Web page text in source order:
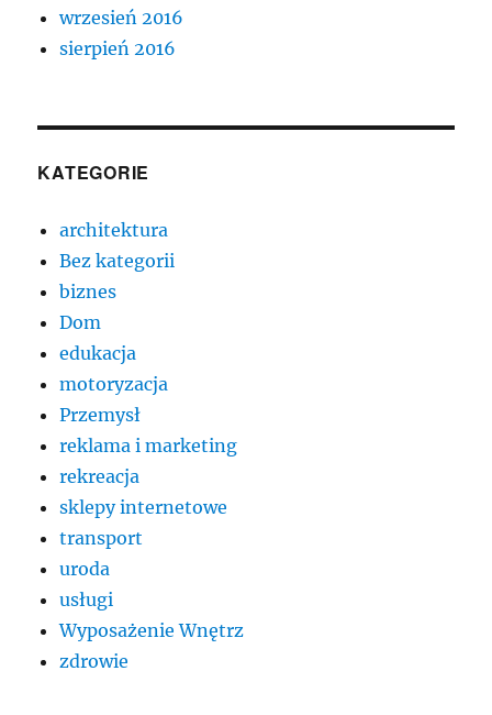
wrzesień 2016
sierpień 2016
KATEGORIE
architektura
Bez kategorii
biznes
Dom
edukacja
motoryzacja
Przemysł
reklama i marketing
rekreacja
sklepy internetowe
transport
uroda
usługi
Wyposażenie Wnętrz
zdrowie